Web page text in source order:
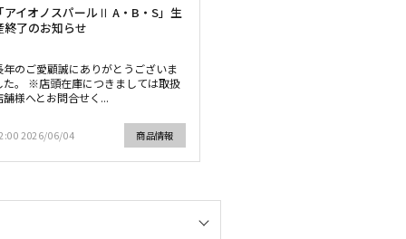
アイオノスパールⅡ A・B・S」生
終了のお知らせ
年のご愛顧誠にありがとうございま
た。 ※店頭在庫につきましては取扱
舗様へとお問合せく...
2026/06/04 商品情報